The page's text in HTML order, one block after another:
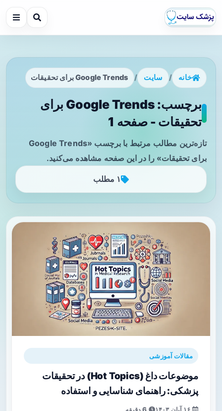
خانه / سایت / Google Trends برای تحقیقات
برچسب: Google Trends برای
تحقیقات - صفحه 1
تازه‌ترین مطالب مرتبط با برچسب «Google Trends
برای تحقیقات» را در این صفحه مشاهده می‌کنید.
۱ مطلب
مقالات آموزشی
موضوعات داغ (Hot Topics) در تحقیقات
پزشکی: راهنمای شناسایی و استفاده